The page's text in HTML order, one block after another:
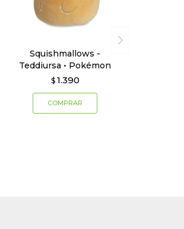
Squishmallows -
Teddiursa • Pokémon
$ 1.390